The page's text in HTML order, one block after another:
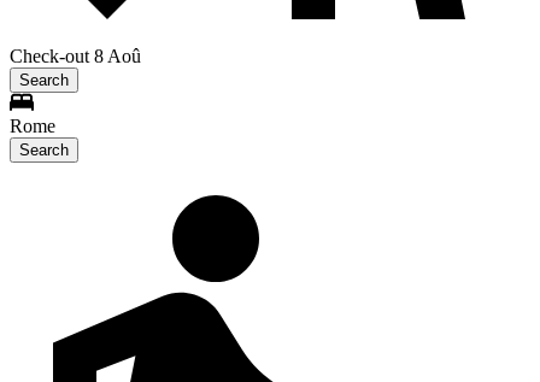
Check-out 8 Aoû
Search
Rome
Search